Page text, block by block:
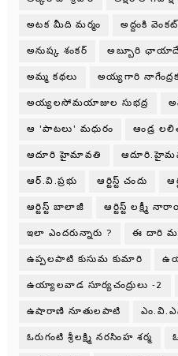
అటక మీది మర్మం అద్దంకి వెంకట్
అనుష్క శంకర్ అబ్బూరి
అమ్మ కథలు అయ్యగారి
అయ్యలసోమయాజుల సుభద్ర
ఆ 'పాటలు' మధురం ఆండ్ర
ఆదూరి హైమావతి
ఆర్.వి.ప్రభు ఆర్టిస్ట్ చందు
ఆర్టిస్ట్ బాలాజీ ఆర్టిస్ట్ లక్ష్మీ
ఇలా ఎందరున్నారు ? ఈ దారి
ఉప్పలపాటి కుసుమ కుమారి
ఉయ్యాలవాడ సూర్యచంద్రులు -2
ఉషారాణి నూతులపాటి
ఓరుగంటి శ్రీలక్ష్మి నరసింహ శర్మ